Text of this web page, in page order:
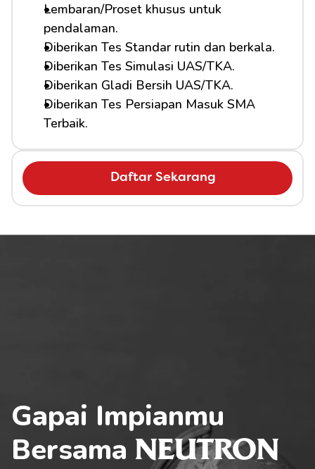
Daftar Sekarang
Lembaran/Proset khusus untuk
pendalaman.
Diberikan Tes Standar rutin dan berkala.
Diberikan Tes Simulasi UAS/TKA.
Diberikan Gladi Bersih UAS/TKA.
Diberikan Tes Persiapan Masuk SMA
Terbaik.
Gapai Impianmu
Bersama NEUTRON